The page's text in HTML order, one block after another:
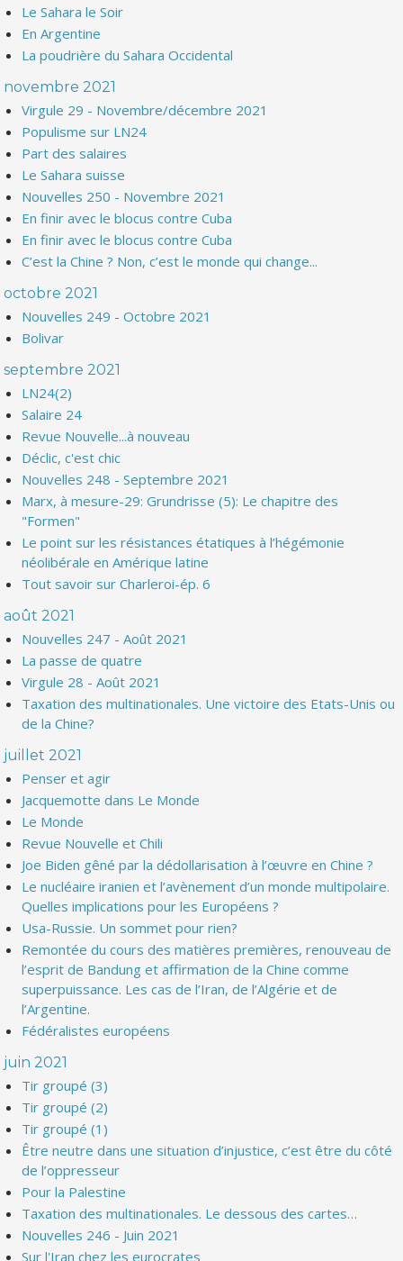
Le Sahara le Soir
En Argentine
La poudrière du Sahara Occidental
novembre 2021
Virgule 29 - Novembre/décembre 2021
Populisme sur LN24
Part des salaires
Le Sahara suisse
Nouvelles 250 - Novembre 2021
En finir avec le blocus contre Cuba
En finir avec le blocus contre Cuba
C’est la Chine ? Non, c’est le monde qui change...
octobre 2021
Nouvelles 249 - Octobre 2021
Bolivar
septembre 2021
LN24(2)
Salaire 24
Revue Nouvelle...à nouveau
Déclic, c'est chic
Nouvelles 248 - Septembre 2021
Marx, à mesure-29: Grundrisse (5): Le chapitre des
"Formen"
Le point sur les résistances étatiques à l’hégémonie
néolibérale en Amérique latine
Tout savoir sur Charleroi-ép. 6
août 2021
Nouvelles 247 - Août 2021
La passe de quatre
Virgule 28 - Août 2021
Taxation des multinationales. Une victoire des Etats-Unis ou
de la Chine?
juillet 2021
Penser et agir
Jacquemotte dans Le Monde
Le Monde
Revue Nouvelle et Chili
Joe Biden gêné par la dédollarisation à l’œuvre en Chine ?
Le nucléaire iranien et l’avènement d’un monde multipolaire.
Quelles implications pour les Européens ?
Usa-Russie. Un sommet pour rien?
Remontée du cours des matières premières, renouveau de
l’esprit de Bandung et affirmation de la Chine comme
superpuissance. Les cas de l’Iran, de l’Algérie et de
l’Argentine.
Fédéralistes européens
juin 2021
Tir groupé (3)
Tir groupé (2)
Tir groupé (1)
Être neutre dans une situation d’injustice, c’est être du côté
de l’oppresseur
Pour la Palestine
Taxation des multinationales. Le dessous des cartes…
Nouvelles 246 - Juin 2021
Sur l'Iran chez les eurocrates